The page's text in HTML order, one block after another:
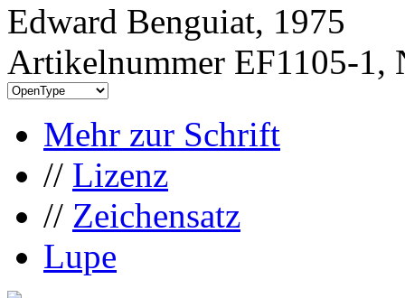
Edward Benguiat, 1975
Artikelnummer EF1105-1,
Mehr zur Schrift
// Lizenz
// Zeichensatz
Lupe